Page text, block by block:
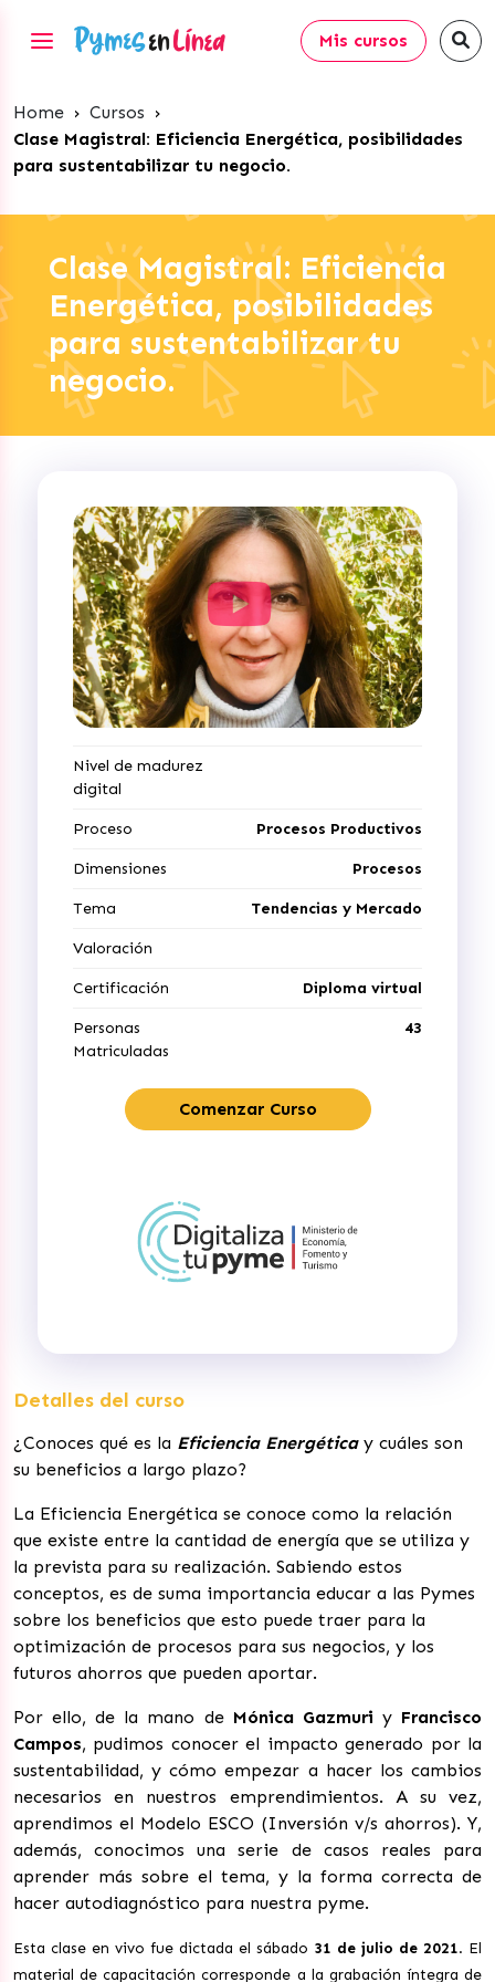
Mis cursos
Home › Cursos ›
Clase Magistral: Eficiencia Energética, posibilidades
para sustentabilizar tu negocio.
Clase Magistral: Eficiencia
Energética, posibilidades
para sustentabilizar tu
negocio.
Nivel de madurez
digital
Proceso Procesos Productivos
Dimensiones Procesos
Tema Tendencias y Mercado
Valoración
Certificación Diploma virtual
Personas
Matriculadas
43
Comenzar Curso
Detalles del curso
¿Conoces qué es la Eficiencia Energéticay cuáles son
su beneficios a largo plazo?
La Eficiencia Energética se conoce como la relación
que existe entre la cantidad de energía que se utiliza y
la prevista para su realización. Sabiendo estos
conceptos, es de suma importancia educar a las Pymes
sobre los beneficios que esto puede traer para la
optimización de procesos para sus negocios, y los
futuros ahorros que pueden aportar.
Por ello, de la mano de Mónica Gazmuri y Francisco
Campos, pudimos conocer el impacto generado por la
sustentabilidad, y cómo empezar a hacer los cambios
necesarios en nuestros emprendimientos. A su vez,
aprendimos el Modelo ESCO (Inversión v/s ahorros). Y,
además, conocimos una serie de casos reales para
aprender más sobre el tema, y la forma correcta de
hacer autodiagnóstico para nuestra pyme.
Esta clase en vivo fue dictada el sábado 31 de julio de 2021. El
material de capacitación corresponde a la grabación íntegra de